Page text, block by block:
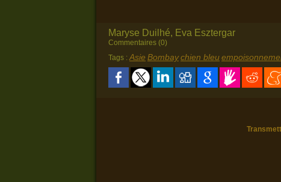
Maryse Duilhé, Eva Esztergar
Commentaires (0)
Tags :Asie Bombaychien bleu